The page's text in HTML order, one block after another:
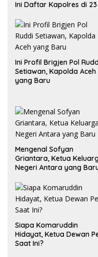
Ini Daftar Kapolres di
Ini Profil Brigjen Pol
Setiawan, Kapolda Aceh
yang Baru
Mengenal Sofyan
Griantara, Ketua
Negeri Antara yang
Siapa Komaruddin
Hidayat, Ketua Dewan
Saat Ini?